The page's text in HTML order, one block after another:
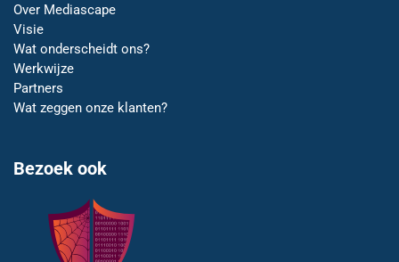
Over Mediascape
Visie
Wat onderscheidt ons?
Werkwijze
Partners
Wat zeggen onze klanten?
Bezoek ook